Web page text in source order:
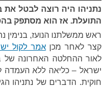
נתניהו היה רוצה לבטל
התועלת. אז הוא מסתפק
ראש ממשלתנו הנועז, בנימין
קצר לאחר מכןאמר לקול
לאור ההחלטה האחרונה של
ישראל – כליאה ללא העמדה
חוקית. הדברים של נתניהו